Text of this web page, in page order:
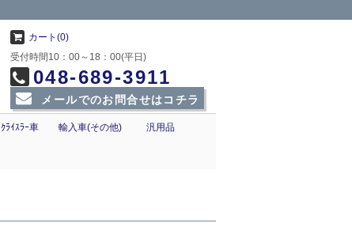
カート(0)
受付時間10：00～18：00(平日)
048-689-3911
メールでのお問合せはコチラ
ｸﾗｲｽﾗｰ車 輸入車(その他) 汎用品